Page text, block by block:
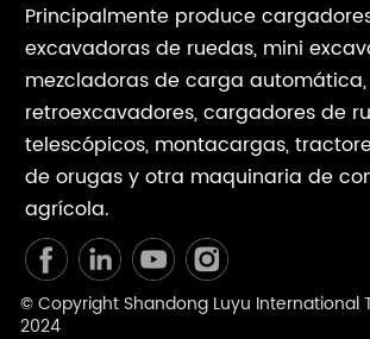
Principalmente produce
excavadoras de ruedas, mini
mezcladoras de carga
retroexcavadores, cargadores de
telescópicos, montacargas,
de orugas y otra maquinaria de
agrícola.
© Copyright Shandong Luyu International
2024